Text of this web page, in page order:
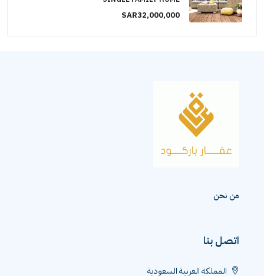
SAR32,000,000
من نحن
اتصل بنا
المملكة العربية السعودية